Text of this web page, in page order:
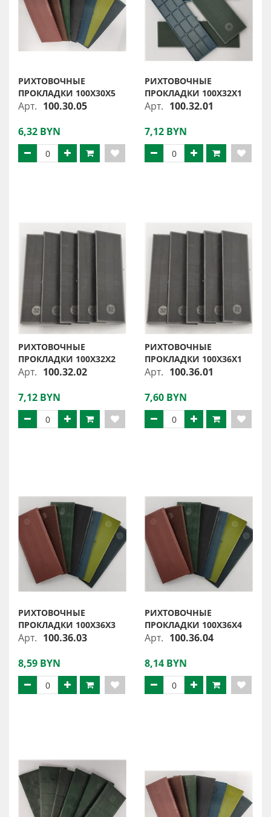
РИХТОВОЧНЫЕ
ПРОКЛАДКИ 100Х30Х5
Арт. 100.30.05
6,32 BYN
РИХТОВОЧНЫЕ
ПРОКЛАДКИ 100Х32Х1
Арт. 100.32.01
7,12 BYN
РИХТОВОЧНЫЕ
ПРОКЛАДКИ 100Х32Х2
Арт. 100.32.02
7,12 BYN
РИХТОВОЧНЫЕ
ПРОКЛАДКИ 100Х36Х1
Арт. 100.36.01
7,60 BYN
РИХТОВОЧНЫЕ
ПРОКЛАДКИ 100Х36Х3
Арт. 100.36.03
8,59 BYN
РИХТОВОЧНЫЕ
ПРОКЛАДКИ 100Х36Х4
Арт. 100.36.04
8,14 BYN